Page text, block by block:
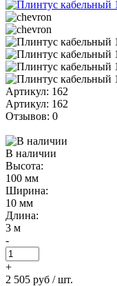
Артикул: 162
Артикул: 162
Отзывов: 0
В наличии
Высота:
100 мм
Ширина:
10 мм
Длина:
3 м
-
+
2 505 руб / шт.